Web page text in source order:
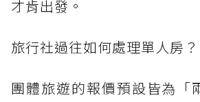
才肯出發。
旅行社過往如何處理單人房？
團體旅遊的報價預設皆為「